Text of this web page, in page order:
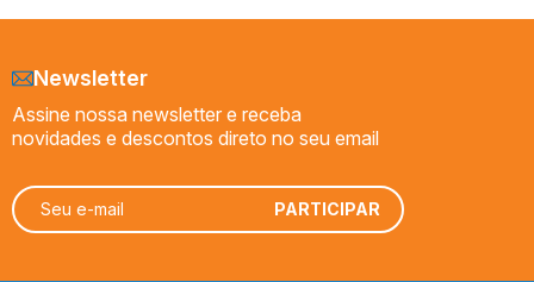
Newsletter
Assine nossa newsletter e receba
novidades e descontos direto no seu email